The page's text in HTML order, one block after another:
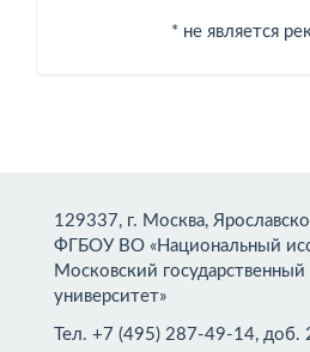
* не является
129337, г. Москва,
ФГБОУ ВО «Национальный
Московский
университет»
Тел. +7 (495) 287-49-14, доб.